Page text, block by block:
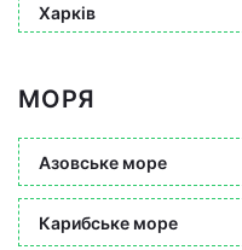
Харків
МОРЯ
Азовське море
Карибське море